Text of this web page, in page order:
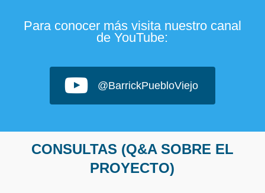
Para conocer más visita nuestro canal
de YouTube:
@BarrickPuebloViejo
CONSULTAS (Q&A SOBRE EL
PROYECTO)